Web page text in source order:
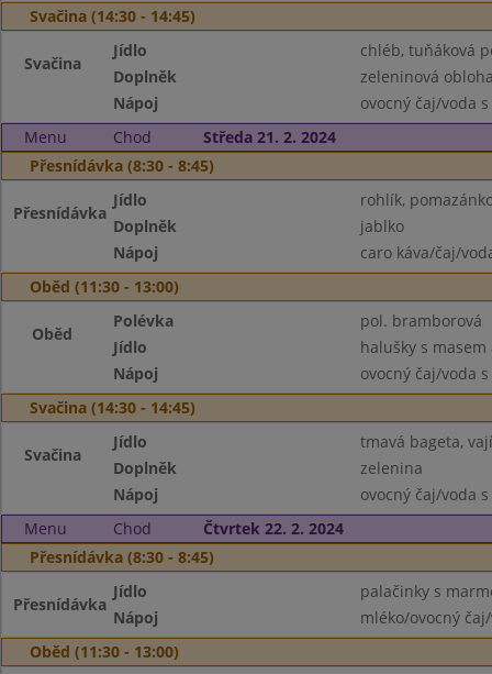
Svačina (14:30 - 14:45)
Svačina
Jídlo
chléb, tuňáková
Doplněk
zeleninová
Nápoj
ovocný čaj/voda
Menu
Chod
Středa 21. 2. 2024
Přesnídávka (8:30 - 8:45)
Přesnídávka
Jídlo
rohlík,
Doplněk
jablko
Nápoj
caro káva/čaj/
Oběd (11:30 - 13:00)
Oběd
Polévka
pol. bramborová
Jídlo
halušky s masem
Nápoj
ovocný čaj/voda
Svačina (14:30 - 14:45)
Svačina
Jídlo
tmavá bageta,
Doplněk
zelenina
Nápoj
ovocný čaj/voda
Menu
Chod
Čtvrtek 22. 2. 2024
Přesnídávka (8:30 - 8:45)
Přesnídávka
Jídlo
palačinky s
Nápoj
mléko/ovocný
Oběd (11:30 - 13:00)